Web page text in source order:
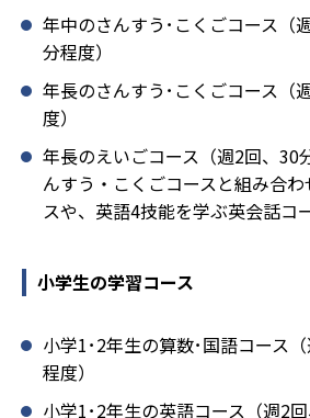
年中のさんすう･こくごコース（
分程度）
年長のさんすう･こくごコース（
度）
年長のえいごコース（週2回、30
んすう・こくごコースと組み合
スや、英語4技能を学ぶ英会話コ
小学生の学習コース
小学1･2年生の算数･国語コース
程度）
小学1･2年生の英語コース（週2